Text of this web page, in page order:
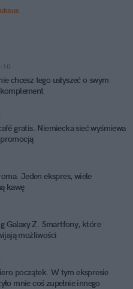
chcesz tego usłyszeć o swym
gratis. Niemiecka sieć wyśmiewa
Jeden ekspres, wiele
kawę
Galaxy Z. Smartfony, które
możliwości
początek. W tym ekspresie
mnie coś zupełnie innego